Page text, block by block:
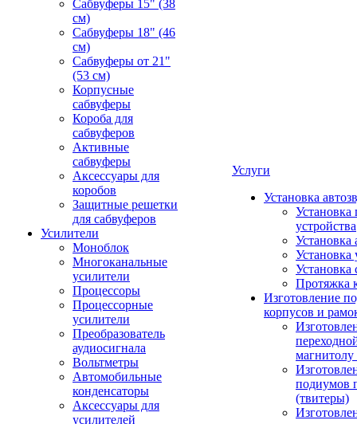
Сабвуферы 15" (38
см)
Сабвуферы 18" (46
см)
Сабвуферы от 21"
(53 см)
Корпусные
сабвуферы
Короба для
сабвуферов
Активные
сабвуферы
Аксессуары для
коробов
Защитные решетки
для сабвуферов
Усилители
Моноблок
Многоканальные
усилители
Процессоры
Процессорные
усилители
Преобразователь
аудиосигнала
Вольтметры
Автомобильные
конденсаторы
Аксессуары для
усилителей
Услуги
Установка
Установка
устройства
Установка
Установка
Установка
Протяжка
Изготовление
корпусов и
подиумов
(твитеры)